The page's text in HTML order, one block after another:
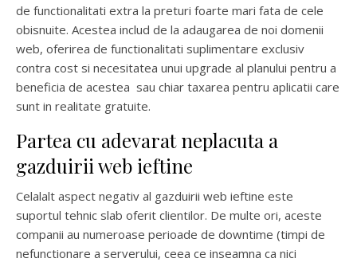
de functionalitati extra la preturi foarte mari fata de cele
obisnuite. Acestea includ de la adaugarea de noi domenii
web, oferirea de functionalitati suplimentare exclusiv
contra cost si necesitatea unui upgrade al planului pentru a
beneficia de acestea sau chiar taxarea pentru aplicatii care
sunt in realitate gratuite.
Partea cu adevarat neplacuta a
gazduirii web ieftine
Celalalt aspect negativ al gazduirii web ieftine este
suportul tehnic slab oferit clientilor. De multe ori, aceste
companii au numeroase perioade de downtime (timpi de
nefunctionare a serverului, ceea ce inseamna ca nici